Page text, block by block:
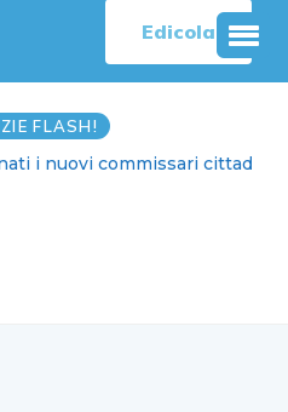
Edicola
FLASH!
i nuovi commissari cittadini